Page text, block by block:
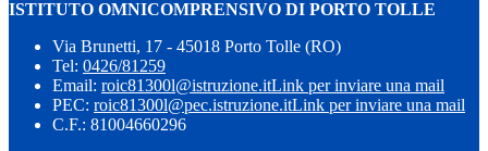
ISTITUTO OMNICOMPRENSIVO DI PORTO TOLLE
Via Brunetti, 17 - 45018 Porto Tolle (RO)
Tel: 0426/81259
Email: roic81300l@istruzione.itLink per inviare una mail
PEC: roic81300l@pec.istruzione.itLink per inviare una mail
C.F.: 81004660296